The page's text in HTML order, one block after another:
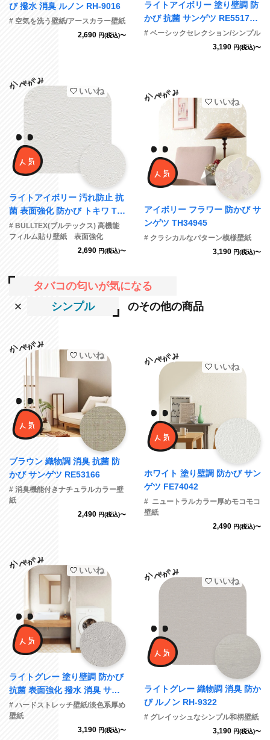
び 撥水 消臭 ルノン RH-9016
# 空気を洗う壁紙/アースカラー壁紙
2,690 円(税込)〜
ライトアイボリー 塗り壁調 防
かび 抗菌 サンゲツ RE55172
旧品番RE53066
# ベーシックセレクション/シンプル
3,190 円(税込)〜
いいね
ライトアイボリー 汚れ防止 抗
菌 表面強化 防かび トキワ TW
P1706
# BULLTEX(ブルテックス) 高機能
フィルム貼り壁紙 表面強化
2,690 円(税込)〜
いいね
アイボリー フラワー 防かび サ
ンゲツ TH34945
# クラシカルなパターン模様壁紙
3,190 円(税込)〜
タバコの匂いが気になる
シンプル
のその他の商品
いいね
ブラウン 織物調 消臭 抗菌 防
かび サンゲツ RE53166
# 消臭機能付きナチュラルカラー壁
紙
2,490 円(税込)〜
いいね
ホワイト 塗り壁調 防かび サン
ゲツ FE74042
# ニュートラルカラー厚めモコモコ
壁紙
2,490 円(税込)〜
いいね
ライトグレー 塗り壁調 防かび
抗菌 表面強化 撥水 消臭 サン
ゲツ RE55250 旧品番RE5365
9
# ハードストレッチ壁紙/淡色系厚め
壁紙
3,190 円(税込)〜
いいね
ライトグレー 織物調 消臭 防か
び ルノン RH-9322
# グレイッシュなシンプル和柄壁紙
3,190 円(税込)〜